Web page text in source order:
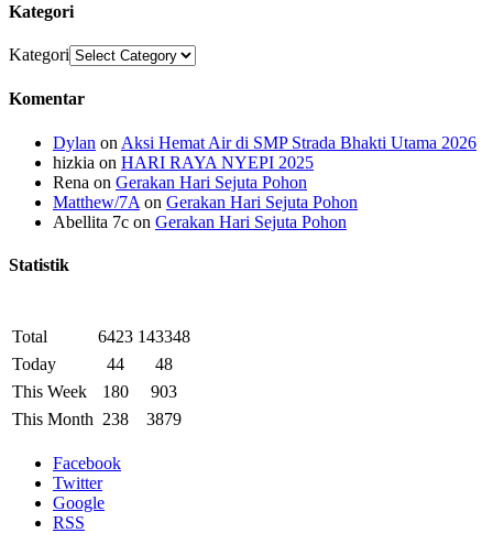
Kategori
Kategori
Komentar
Dylan on Aksi Hemat Air di SMP Strada Bhakti Utama 2026
hizkia on HARI RAYA NYEPI 2025
Rena on Gerakan Hari Sejuta Pohon
Matthew/7A on Gerakan Hari Sejuta Pohon
Abellita 7c on Gerakan Hari Sejuta Pohon
Statistik
Total 6423 143348
Today
44
48
This Week
180
903
This Month 238 3879
Facebook
Twitter
Google
RSS